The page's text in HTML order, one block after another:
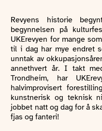
Revyens historie
begynnelsen på
UKErevyen for mange
til i dag har mye endret
unntak av
annethvert år. I takt
Trondheim, har
halvimprovisert
kunstnerisk og teknisk
jobbet natt og dag for å
fjas og fanteri!